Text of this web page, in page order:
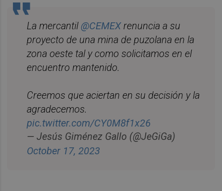
La mercantil@CEMEXrenuncia a su
proyecto de una mina de puzolana en la
zona oeste tal y como solicitamos en el
encuentro mantenido.
Creemos que aciertan en su decisión y la
agradecemos.
pic.twitter.com/CY0M8f1x26
— Jesús Giménez Gallo (@JeGiGa)
October 17, 2023